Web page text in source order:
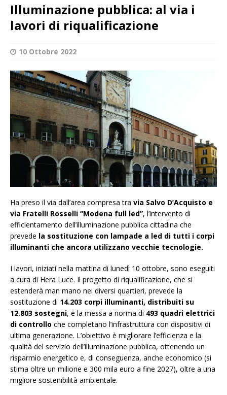
Illuminazione pubblica: al via i
lavori di riqualificazione
10 Ottobre 2022
Ha preso il via dall’area compresa tra via Salvo D’Acquisto e
via Fratelli Rosselli “Modena full led”, l’intervento di
efficientamento dell’illuminazione pubblica cittadina che
prevede la sostituzione con lampade a led di tutti i corpi
illuminanti che ancora utilizzano vecchie tecnologie.
I lavori, iniziati nella mattina di lunedì 10 ottobre, sono eseguiti
a cura di Hera Luce. Il progetto di riqualificazione, che si
estenderà man mano nei diversi quartieri, prevede la
sostituzione di 14.203 corpi illuminanti, distribuiti su
12.803 sostegni, e la messa a norma di 493 quadri elettrici
di controllo che completano l’infrastruttura con dispositivi di
ultima generazione. L’obiettivo è migliorare l’efficienza e la
qualità del servizio dell’illuminazione pubblica, ottenendo un
risparmio energetico e, di conseguenza, anche economico (si
stima oltre un milione e 300 mila euro a fine 2027), oltre a una
migliore sostenibilità ambientale.